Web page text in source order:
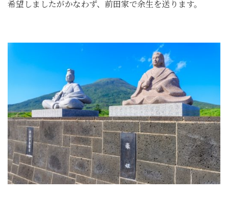
希望しましたがかなわず、前田家で余生を送ります。